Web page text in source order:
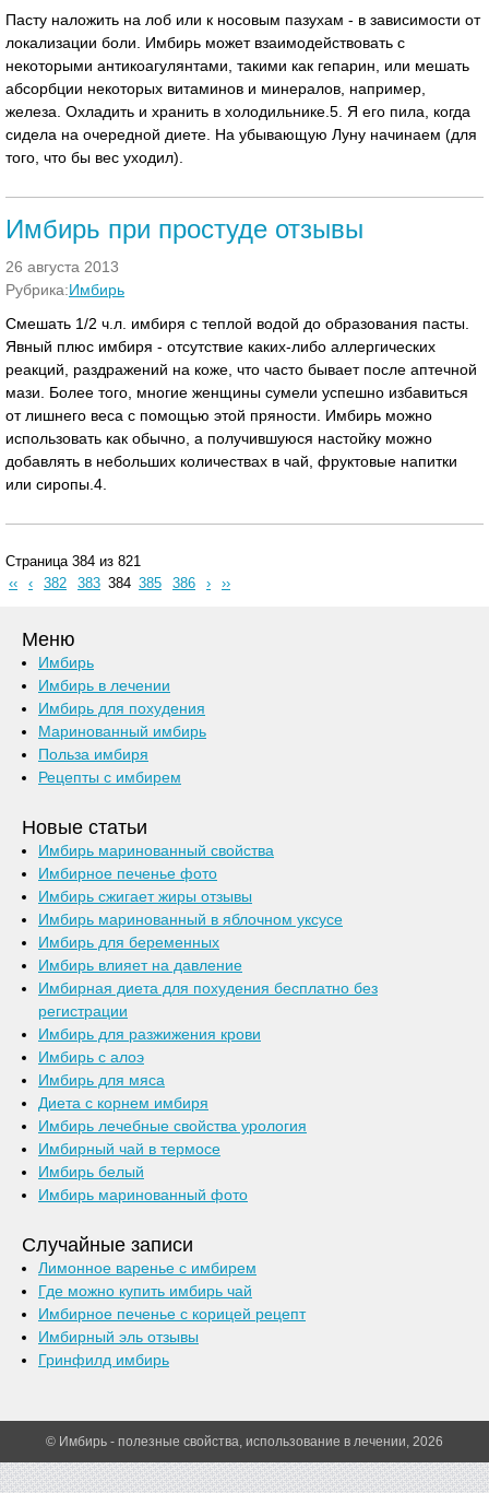
Пасту наложить на лоб или к носовым пазухам - в зависимости от
локализации боли. Имбирь может взаимодействовать с
некоторыми антикоагулянтами, такими как гепарин, или мешать
абсорбции некоторых витаминов и минералов, например,
железа. Охладить и хранить в холодильнике.5. Я его пила, когда
сидела на очередной диете. На убывающую Луну начинаем (для
того, что бы вес уходил).
Имбирь при простуде отзывы
26 августа 2013
Рубрика:Имбирь
Смешать 1/2 ч.л. имбиря с теплой водой до образования пасты.
Явный плюс имбиря - отсутствие каких-либо аллергических
реакций, раздражений на коже, что часто бывает после аптечной
мази. Более того, многие женщины сумели успешно избавиться
от лишнего веса с помощью этой пряности. Имбирь можно
использовать как обычно, а получившуюся настойку можно
добавлять в небольших количествах в чай, фруктовые напитки
или сиропы.4.
Страница 384 из 821
‹‹
‹ 382 383 384 385 386 › ››
Меню
Имбирь
Имбирь в лечении
Имбирь для похудения
Маринованный имбирь
Польза имбиря
Рецепты с имбирем
Новые статьи
Имбирь маринованный свойства
Имбирное печенье фото
Имбирь сжигает жиры отзывы
Имбирь маринованный в яблочном уксусе
Имбирь для беременных
Имбирь влияет на давление
Имбирная диета для похудения бесплатно без
регистрации
Имбирь для разжижения крови
Имбирь с алоэ
Имбирь для мяса
Диета с корнем имбиря
Имбирь лечебные свойства урология
Имбирный чай в термосе
Имбирь белый
Имбирь маринованный фото
Случайные записи
Лимонное варенье с имбирем
Где можно купить имбирь чай
Имбирное печенье с корицей рецепт
Имбирный эль отзывы
Гринфилд имбирь
© Имбирь - полезные свойства, использование в лечении, 2026